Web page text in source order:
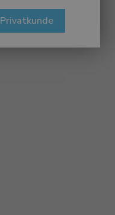
Privatkunde